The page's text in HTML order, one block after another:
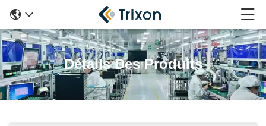
Détails Des Produits